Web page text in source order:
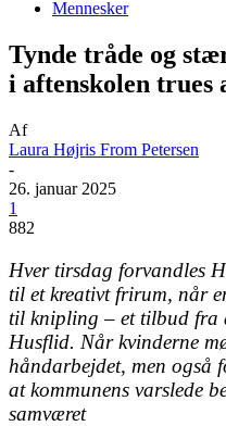
Mennesker
Tynde tråde og
i aftenskolen trues
Af
Laura Højris From Petersen
-
26. januar 2025
1
882
Hver tirsdag forvandles
til et kreativt frirum, når
til knipling – et tilbud fra
Husflid. Når kvinderne
håndarbejdet, men også
at kommunens varslede
samværet